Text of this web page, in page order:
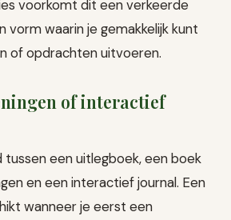
voorkomt dit een verkeerde
vorm waarin je gemakkelijk kunt
of opdrachten uitvoeren.
of interactief
tussen een uitlegboek, een boek
en een interactief journal. Een
wanneer je eerst een